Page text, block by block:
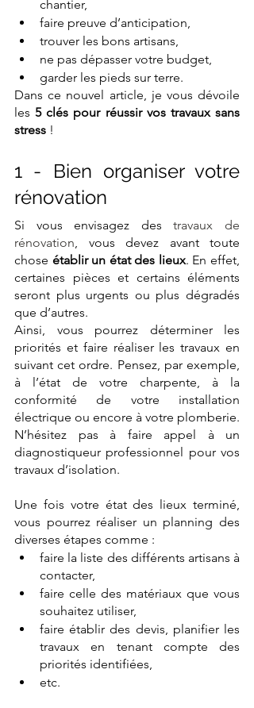
chantier,
faire preuve d’anticipation,
trouver les bons artisans,
ne pas dépasser votre budget,
garder les pieds sur terre.
Dans ce nouvel article, je vous dévoile
les 5 clés pour réussir vos travaux sans
stress !
1 - Bien organiser votre
rénovation
Si vous envisagez des travaux de
rénovation, vous devez avant toute
chose établir un état des lieux. En effet,
certaines pièces et certains éléments
seront plus urgents ou plus dégradés
que d’autres.
Ainsi, vous pourrez déterminer les
priorités et faire réaliser les travaux en
suivant cet ordre. Pensez, par exemple,
à l’état de votre charpente, à la
conformité de votre installation
électrique ou encore à votre plomberie.
N’hésitez pas à faire appel à un
diagnostiqueur professionnel pour vos
travaux d’isolation.
Une fois votre état des lieux terminé,
vous pourrez réaliser un planning des
diverses étapes comme :
faire la liste des différents artisans à
contacter,
faire celle des matériaux que vous
souhaitez utiliser,
faire établir des devis, planifier les
travaux en tenant compte des
priorités identifiées,
etc.